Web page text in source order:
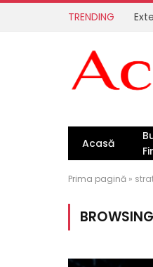
TRENDING
Acasă
Prima pagină »